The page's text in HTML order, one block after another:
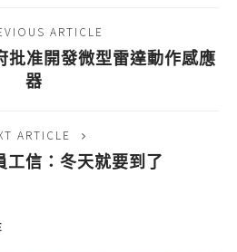
ARTICLE
准開發微型雷達動作感應
器
ARTICLE
工信：冬天就要到了